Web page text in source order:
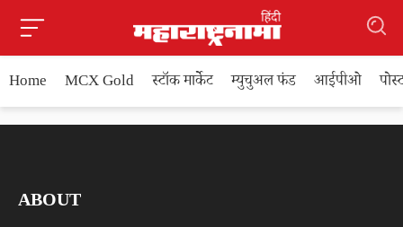
Home MCX Gold स्टॉक मार्केट म्युचुअल फंड आईपीओ
ABOUT